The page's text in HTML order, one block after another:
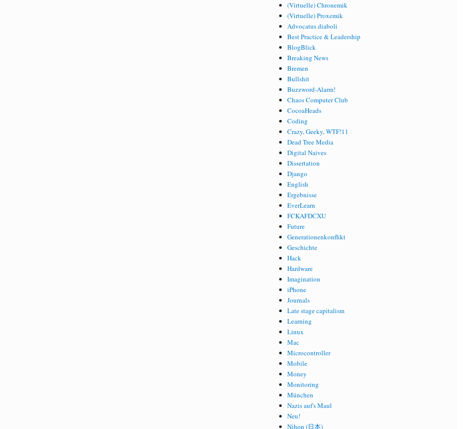
(Virtuelle) Chronemik
(Virtuelle) Proxemik
Advocatus diaboli
Best Practice & Leadership
BlogBlick
Breaking News
Bremen
Bullshit
Buzzword-Alarm!
Chaos Computer Club
CocoaHeads
Coding
Crazy, Geeky, WTF!11
Dead Tree Media
Digital Naives
Dissertation
Django
English
Ergebnisse
EverLearn
FCKAFDCXU
Future
Generationenkonflikt
Geschichte
Hack
Hardware
Imagination
iPhone
Journals
Late stage capitalism
Learning
Linux
Mac
Microcontroller
Mobile
Money
Monitoring
München
Nazis auf's Maul
Neu!
Nihon (日本)